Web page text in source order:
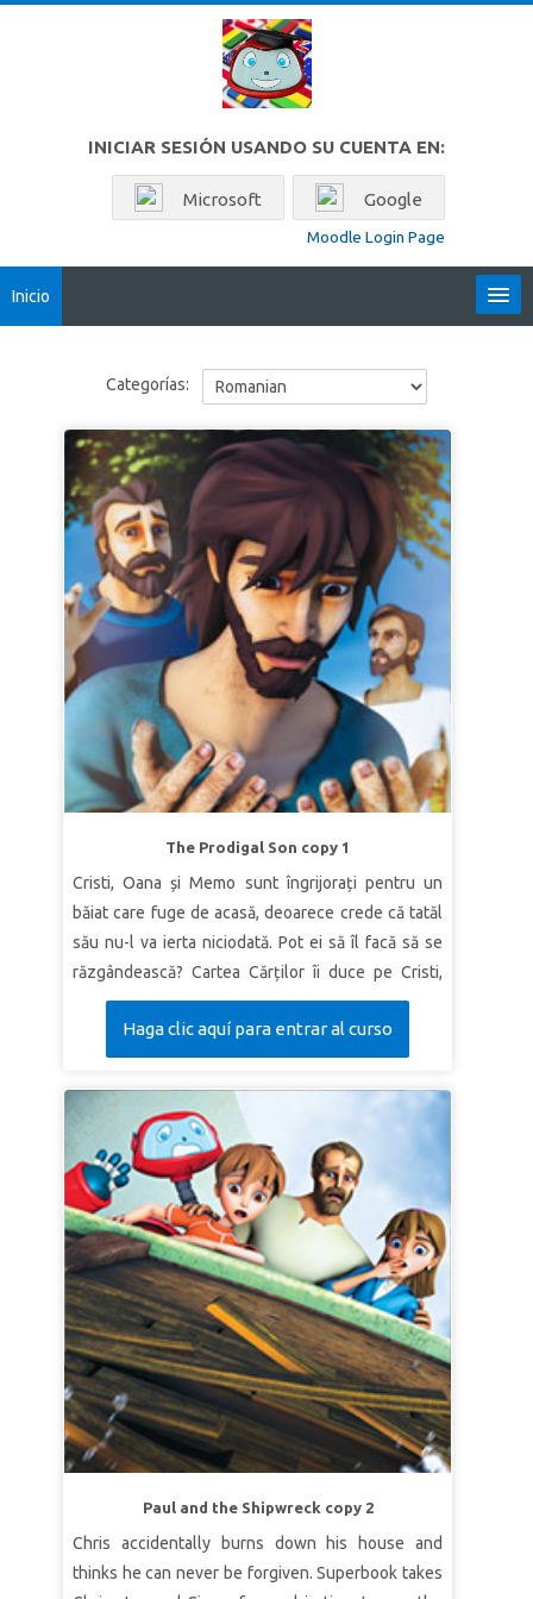
INICIAR SESIÓN USANDO SU CUENTA EN:
Microsoft Google
Moodle Login Page
Inicio
Buscar
cursos
Categorías:
The Prodigal Son copy 1
Cristi, Oana și Memo sunt îngrijorați pentru un
băiat care fuge de acasă, deoarece crede că tatăl
său nu-l va ierta niciodată. Pot ei să îl facă să se
răzgândească? Cartea Cărților îi duce pe Cristi,
Oana și Memo în Galileea antică, acolo unde Isus
spune pilda fiului risipitor. Ei pot vedea cum un
tânăr este în căutarea libertății și aventurii, doar
pentru a descoperi că ceea ce își dorește cel mai
mult în lume este dragostea tatălui său. Copiii
învață că Tatăl nostru Ceresc este întotdeauna
gata să ierte.
LECȚIA 1 GATA DE IERTARE
Adevăr biblic:Tatăl nostru ceresc este
întotdeauna gata să ierte.
Verset:„Căci Tu eşti bun, Doamne, gata să ierţi şi
plin de îndurare cu toţi cei ce Te cheamă.” Psalmul
86:5 (VDC)
LECȚIA 2: DUMNEZEU AȘTEAPTĂ CU
RĂBDARE
Adevăr biblic:
Dumnezeu așteaptă cu răbdare să
„Iată, Eu stau la uşă şi bat. Dacă aude
cineva glasul Meu şi deschide uşa, voi intra la el,
Haga clic aquí para entrar al curso
Paul and the Shipwreck copy 2
Chris accidentally burns down his house and
thinks he can never be forgiven. Superbook takes